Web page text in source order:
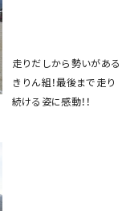
走りだしから勢いがある
きりん組！最後まで走り
続ける姿に感動！！